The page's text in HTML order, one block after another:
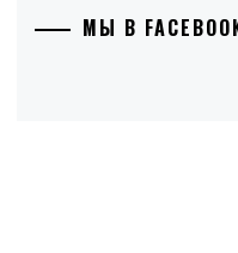
МЫ В